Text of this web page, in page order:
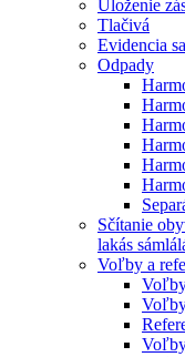
Uloženie
Tlačivá
Evidencia
Odpady
Sčítanie
lakás
Voľby a